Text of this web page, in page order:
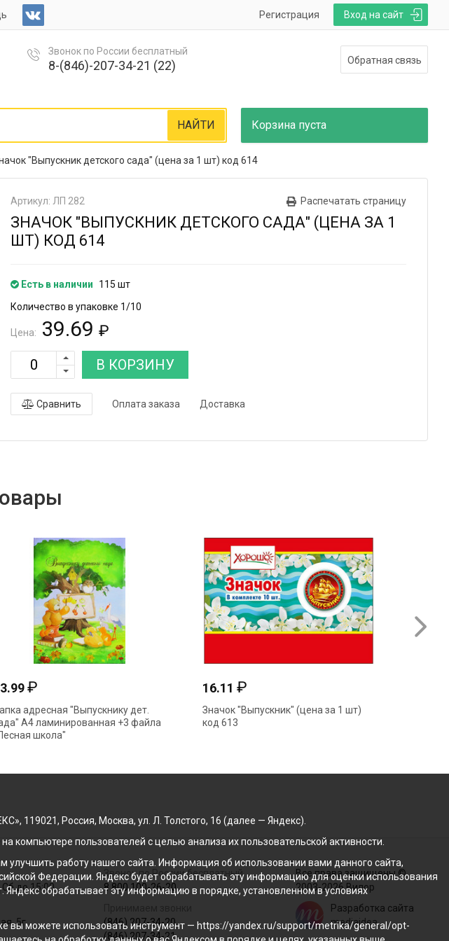
Вход на сайт
Регистрация
Звонок по России бесплатный
8-(846)-207-34-21 (22) Обратная связь
Корзина пуста
НАЙТИ
"Выпускник детского сада" (цена за 1 шт) код 614
Распечатать страницу
Артикул: ЛП 282
ЗНАЧОК "ВЫПУСКНИК ДЕТСКОГО САДА" (ЦЕНА ЗА 1
ШТ) КОД 614
Есть в наличии
115 шт
Количество в упаковке 1/10
Цена: 39.69 ₽
В КОРЗИНУ
Сравнить Оплата заказа Доставка
₽
адресная "Выпускнику дет.
А4 ламинированная +3 файла
школа"
16.11 ₽
Значок "Выпускник" (цена за 1 шт)
код 613
до 15:00
5г
Звонок по России бесплатный
8 800 100-26-20
(846) 207-34-20
(846) 207-34-21
Все права защищены ©
2003-2026 Вилор
Разработка сайта
mediaidea
119021, Россия, Москва, ул. Л. Толстого, 16 (далее — Яндекс).
пользователей с целью анализа их пользовательской активности.
работу нашего сайта. Информация об использовании вами данного сайта,
Федерации. Яндекс будет обрабатывать эту информацию для оценки использования
Яндекс обрабатывает эту информацию в порядке, установленном в условиях
вы можете использовать инструмент — https://yandex.ru/support/metrika/general/opt-